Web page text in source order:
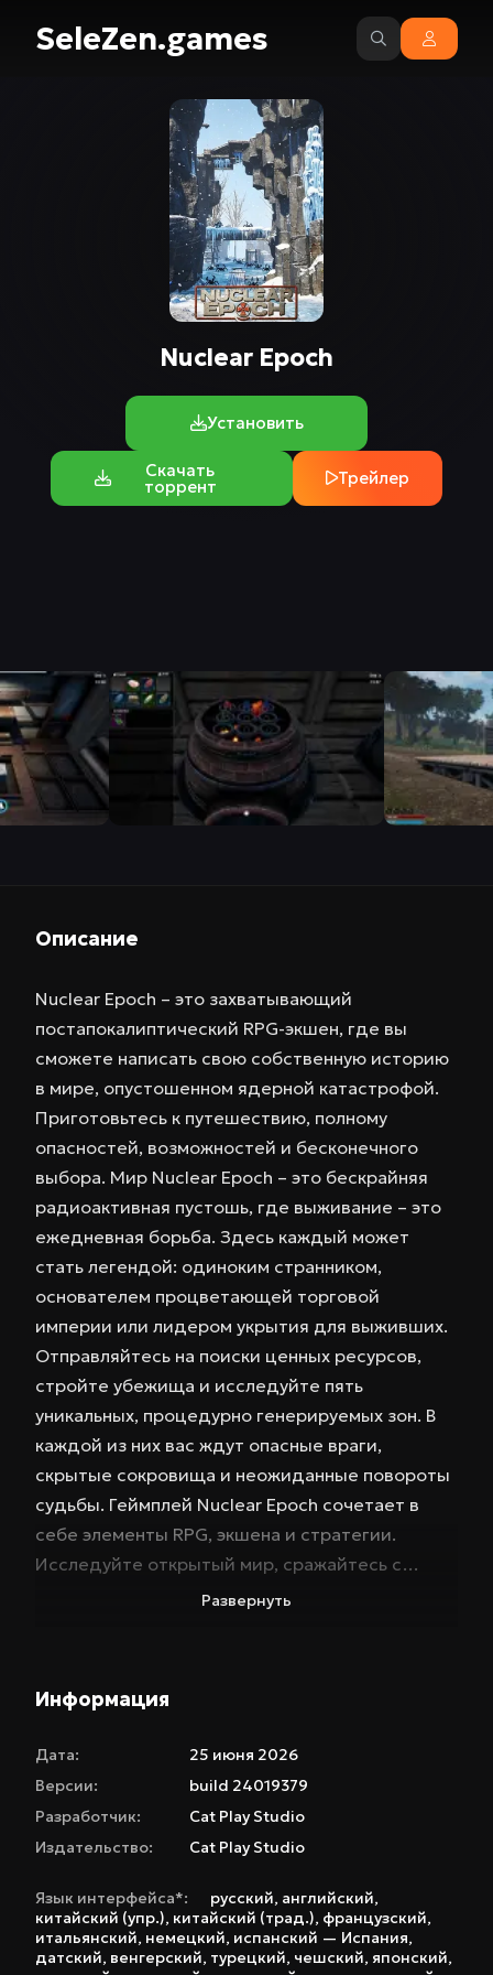
SeleZen.games
Nuclear Epoch
Установить
Скачать
торрент Трейлер
Описание
Nuclear Epoch – это захватывающий
постапокалиптический RPG-экшен, где вы
сможете написать свою собственную историю
в мире, опустошенном ядерной катастрофой.
Приготовьтесь к путешествию, полному
опасностей, возможностей и бесконечного
выбора. Мир Nuclear Epoch – это бескрайняя
радиоактивная пустошь, где выживание – это
ежедневная борьба. Здесь каждый может
стать легендой: одиноким странником,
основателем процветающей торговой
империи или лидером укрытия для выживших.
Отправляйтесь на поиски ценных ресурсов,
стройте убежища и исследуйте пять
уникальных, процедурно генерируемых зон. В
каждой из них вас ждут опасные враги,
скрытые сокровища и неожиданные повороты
судьбы. Геймплей Nuclear Epoch сочетает в
себе элементы RPG, экшена и стратегии.
Исследуйте открытый мир, сражайтесь с
мутировавшими монстрами и собирайте
система требует тактического подхода и
база, но и социальный центр, где вы можете
привлекать жителей-NPC, развивать торговлю
и строить процветающий город. Ключевые
особенности Nuclear Epoch: уникальная
экономическая система, основанная на
Торговой площадке Steam, позволяющая
Развернуть
Информация
Дата:
25 июня 2026
Версии:
build 24019379
Разработчик:
Cat Play Studio
Издательство:
Cat Play Studio
Язык интерфейса*: русский, английский,
китайский (упр.), китайский (трад.), французский,
итальянский, немецкий, испанский — Испания,
датский, венгерский, турецкий, чешский, японский,